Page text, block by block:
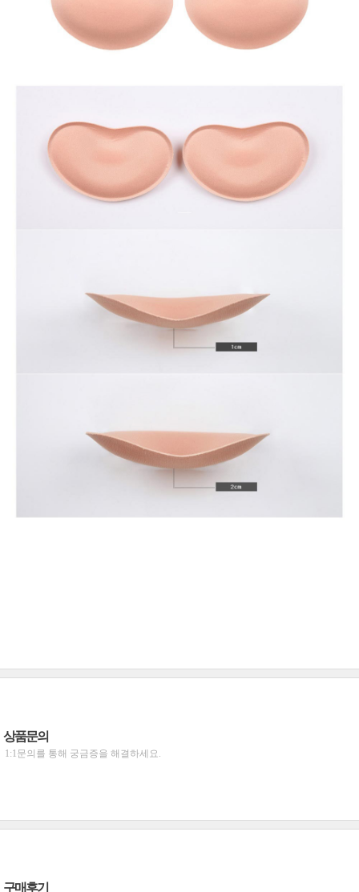
상품문의
1:1문의를 통해 궁금증을 해결하세요.
구매후기